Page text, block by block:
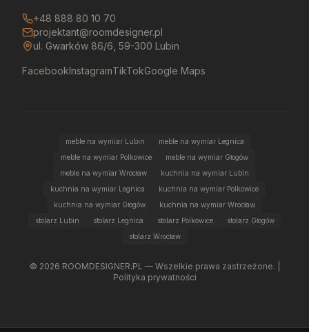
+48 888 80 10 70
projektant@roomdesigner.pl
ul. Gwarków 86/6, 59-300 Lubin
FacebookInstagramTikTokGoogle Maps
meble na wymiar Lubin
meble na wymiar Legnica
meble na wymiar Polkowice
meble na wymiar Głogów
meble na wymiar Wrocław
kuchnia na wymiar Lubin
kuchnia na wymiar Legnica
kuchnia na wymiar Polkowice
kuchnia na wymiar Głogów
kuchnia na wymiar Wrocław
stolarz Lubin
stolarz Legnica stolarz Polkowice
stolarz Głogów
stolarz Wrocław
© 2026 ROOMDESIGNER.PL — Wszelkie prawa zastrzeżone. |
Polityka prywatności